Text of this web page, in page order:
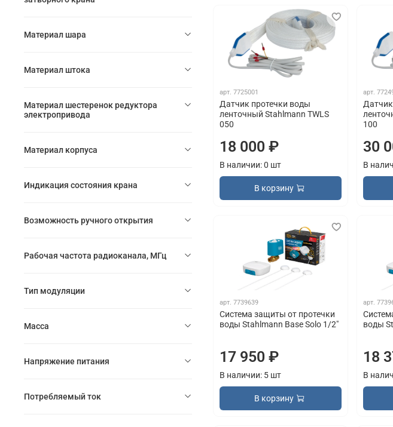
арт. 7725001
Датчик протечки воды
ленточный Stahlmann TWLS
050
18 000 ₽
В наличии: 0 шт
В корзину
арт.
100
30
В
арт. 7739639
Система защиты от протечки
воды Stahlmann Base Solo 1/2"
17 950 ₽
В наличии: 5 шт
В корзину
арт.
воды
18
В
Материал шара
Материал штока
Материал шестеренок редуктора
электропривода
Материал корпуса
Индикация состояния крана
Возможность ручного открытия
Рабочая частота радиоканала, МГц
Тип модуляции
Масса
Напряжение питания
Потребляемый ток